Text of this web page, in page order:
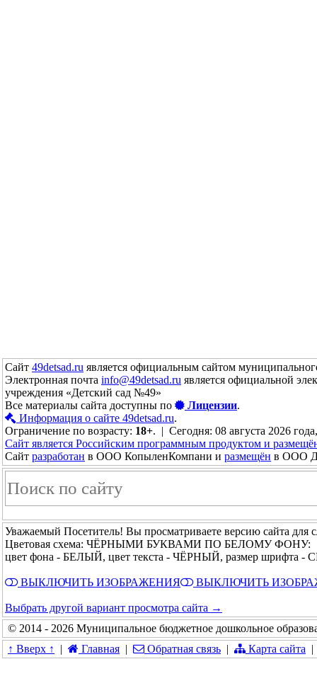
Сайт 49detsad.ru является официальным сайтом
Электронная почта info@49detsad.ru является официальной
учреждения «Детский сад №49»
Все материалы сайта доступны по
Лицензии.
Информация о сайте 49detsad.ru.
Ограничение по возрасту: 18+. | Сегодня: 08 августа 2026
Сайт является Российским программным продуктом и
Сайт разработан в ООО КопыленКомпани и размещён в ООО
Уважаемый Посетитель! Вы просматриваете версию сайта для
Цветовая схема: ЧЁРНЫМИ БУКВАМИ ПО БЕЛОМУ ФОНУ:
цвет фона - БЕЛЫЙ, цвет текста - ЧЁРНЫЙ, размер шрифта
ВЫКЛЮЧИТЬ ИЗОБРАЖЕНИЯ ВЫКЛЮЧИТЬ
Выбрать другой вариант просмотра сайта →
© 2014 - 2026 Муниципальное бюджетное дошкольное
↑ Вверх ↑
| Главная | Обратная связь | Карта сайта